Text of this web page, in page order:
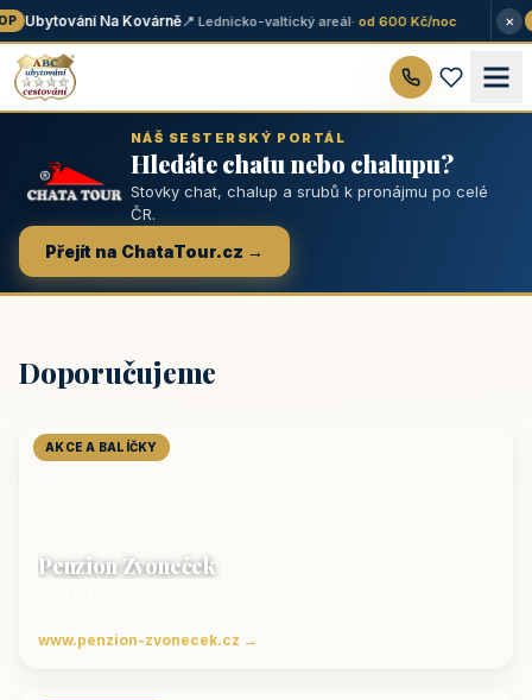
Ubytování Na Kovárně📍 Lednicko-valtický areál· od 600 Kč/noc ★
×
NÁŠ SESTERSKÝ PORTÁL
Hledáte chatu nebo chalupu?
Stovky chat, chalup a srubů k pronájmu po celé
ČR.
Přejít na ChataTour.cz →
Doporučujeme
AKCE A BALÍČKY
Penzion Zvoneček
www.penzion-zvonecek.cz →